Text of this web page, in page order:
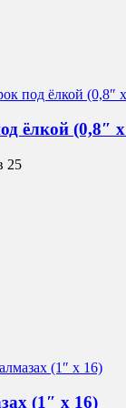
ёлкой (0,8″
25
(1″ х 16)